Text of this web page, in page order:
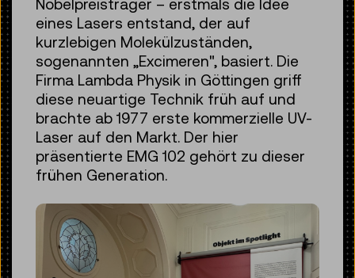
Nobelpreisträger – erstmals die Idee
eines Lasers entstand, der auf
kurzlebigen Molekülzuständen,
sogenannten „Excimeren", basiert. Die
Firma Lambda Physik in Göttingen griff
diese neuartige Technik früh auf und
brachte ab 1977 erste kommerzielle UV-
Laser auf den Markt. Der hier
präsentierte EMG 102 gehört zu dieser
frühen Generation.